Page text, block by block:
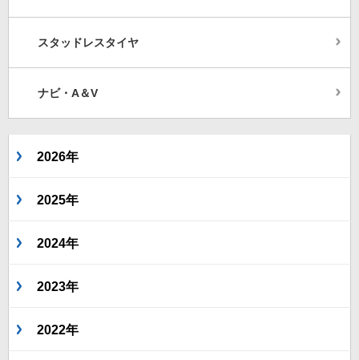
スタッドレスタイヤ
ナビ・A＆V
2026年
2025年
2024年
2023年
2022年